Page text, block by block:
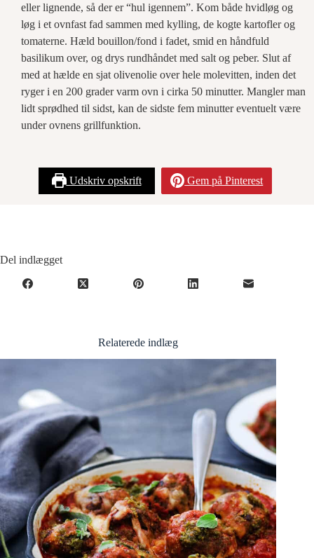
eller lignende, så der er “hul igennem”. Kom både hvidløg og
løg i et ovnfast fad sammen med kylling, de kogte kartofler og
tomaterne. Hæld bouillon/fond i fadet, smid en håndfuld
basilikum over, og drys rundhåndet med salt og peber. Slut af
med at hælde en sjat olivenolie over hele molevitten, inden det
ryger i en 200 grader varm ovn i cirka 50 minutter. Mangler man
lidt sprødhed til sidst, kan de sidste fem minutter eventuelt være
under ovnens grillfunktion.
Udskriv opskrift Gem på Pinterest
Del indlægget
Relaterede indlæg